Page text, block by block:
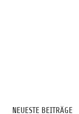
NEUESTE BEITRÄGE